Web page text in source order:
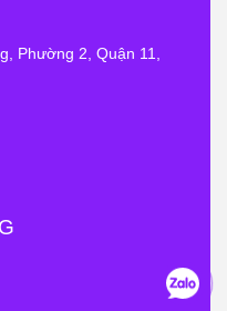
Phường 2, Quận 11,